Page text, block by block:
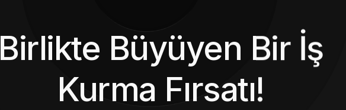
Birlikte Büyüyen Bir İş
Kurma Fırsatı!